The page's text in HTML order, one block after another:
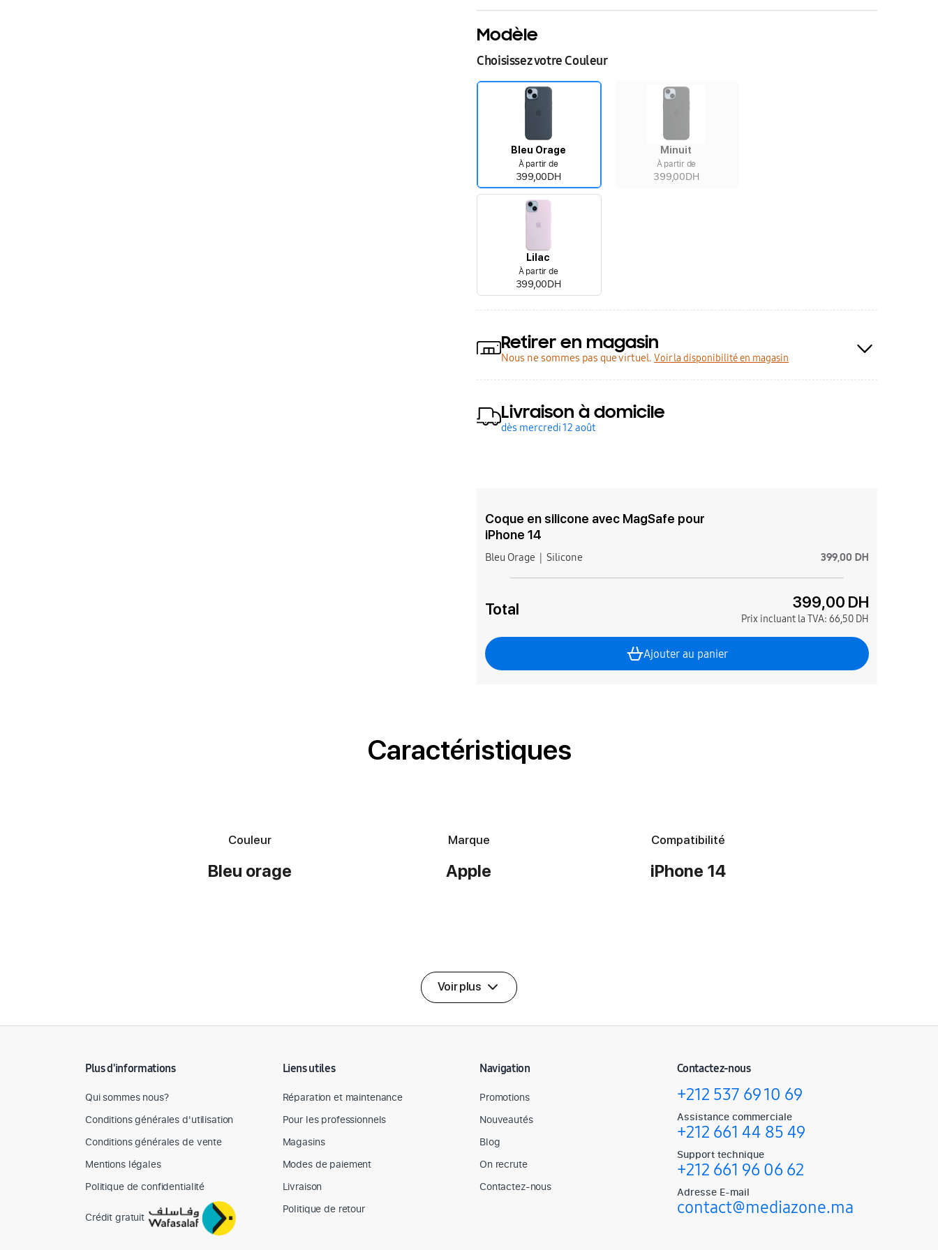
Modèle
Choisissez votre Couleur
Bleu Orage
À partir de
399,00DH
Minuit
À partir de
399,00DH
Lilac
À partir de
399,00DH
Retirer en magasin
Nous ne sommes pas que virtuel.Voir la disponibilité en magasin
Livraison à domicile
dès mercredi 12 août
Coque en silicone avec MagSafe pour
iPhone 14
Bleu Orage Silicone 399,00 DH
Total 399,00 DH
Prix incluant la TVA: 66,50 DH
Ajouter au panier
Caractéristiques
Couleur
Bleu orage
Marque
Apple
Compatibilité
iPhone 14
Voir plus
Plus d'informations
Qui sommes nous?
Conditions générales d'utilisation
Conditions générales de vente
Mentions légales
Politique de confidentialité
Crédit gratuit
Liens utiles
Réparation et maintenance
Pour les professionnels
Magasins
Modes de paiement
Livraison
Politique de retour
Navigation
Promotions
Nouveautés
Blog
On recrute
Contactez-nous
Contactez-nous
+212 537 69 10 69
Assistance commerciale
+212 661 44 85 49
Support technique
+212 661 96 06 62
Adresse E-mail
contact@mediazone.ma